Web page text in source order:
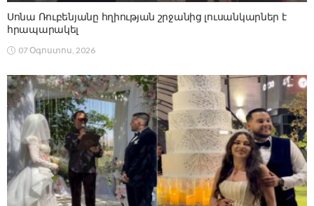
Սոնա Ռուբենյանը հղիության շրջանից լուսանկարներ է
հրապարակել
07 Օգոստոս, 2026